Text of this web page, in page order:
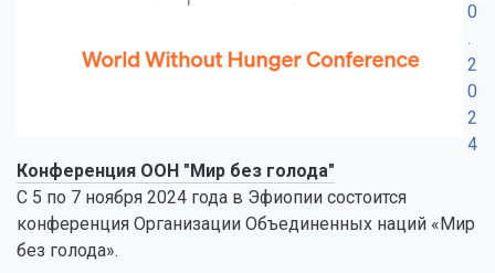
0
.
2
0
2
4
Конференция ООН "Мир без голода"
С 5 по 7 ноября 2024 года в Эфиопии состоится
конференция Организации Объединенных наций «Мир
без голода».